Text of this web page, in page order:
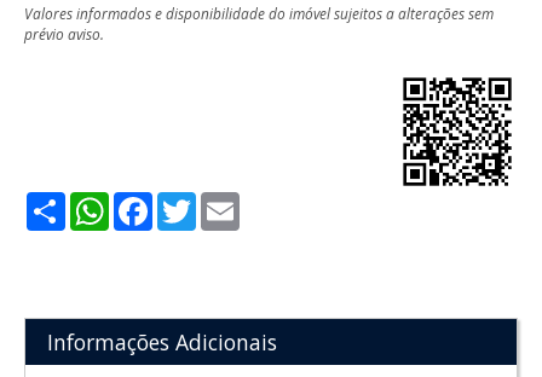
Valores informados e disponibilidade do imóvel sujeitos a alterações sem
prévio aviso.
ShareWhatsApp
Facebook
Twitter
Informações Adicionais